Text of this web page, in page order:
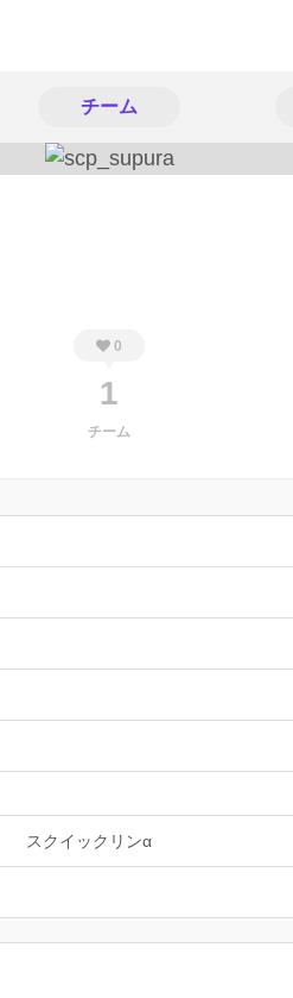
チーム
0
1
チーム
スクイックリンα